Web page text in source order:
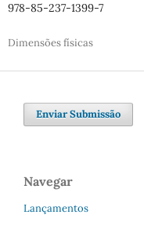
978-85-237-1399-7
Dimensões físicas
Enviar Submissão
Navegar
Lançamentos